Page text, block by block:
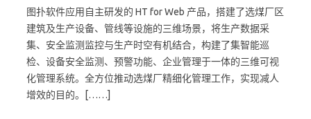
图扑软件应用自主研发的 HT for Web 产品，搭建了选煤厂区
建筑及生产设备、管线等设施的三维场景，将生产数据采
集、安全监测监控与生产时空有机结合，构建了集智能巡
检、设备安全监测、预警功能、企业管理于一体的三维可视
化管理系统。全方位推动选煤厂精细化管理工作，实现减人
增效的目的。[……]